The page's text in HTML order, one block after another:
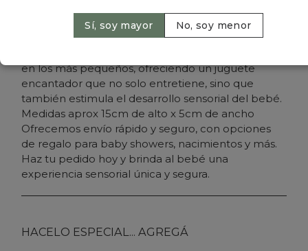
en los más pequeños, ofreciendo un juguete
encantador que no solo entretiene, sino que
también estimula el desarrollo sensorial del bebé.
Medidas aprox 15cm de alto x 5cm de ancho
Ofrecemos envío rápido y seguro, con opciones
de regalo para baby showers, nacimientos y más.
Haz tu pedido hoy y brinda al bebé una
experiencia sensorial única y segura.
HACELO ESPECIAL... AGREGÁ